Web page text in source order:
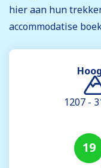
hier aan hun
accommodatise
1207 -
19